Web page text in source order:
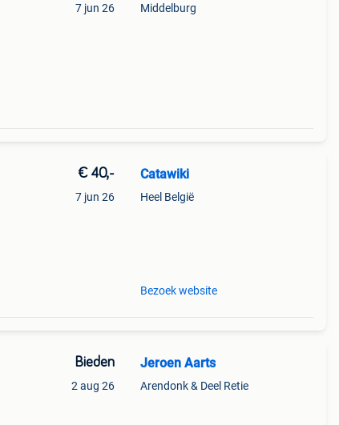
7 jun 26 Middelburg
€ 40,-
7 jun 26
Catawiki
Heel België
Bezoek website
Bieden
2 aug 26
Jeroen Aarts
Arendonk & Deel Retie